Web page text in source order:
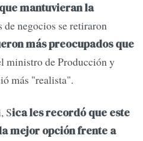
mantuvieran la
negocios se retiraron
más preocupados que
ministro de Producción y
más "realista".
Sica les recordó que este
mejor opción frente a